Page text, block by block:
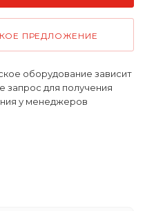
ПРЕДЛОЖЕНИЕ
оборудование зависит
запрос для получения
у менеджеров